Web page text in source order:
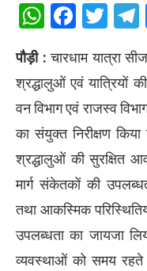
पौड़ी : चारधाम यात्रा
श्रद्धालुओं एवं यात्रियों
वन विभाग एवं राजस्व
का संयुक्त निरीक्षण किया
श्रद्धालुओं की सुरक्षित
मार्ग संकेतकों की
तथा आकस्मिक
उपलब्धता का जायजा
व्यवस्थाओं को समय रहते